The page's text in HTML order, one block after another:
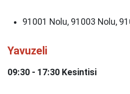
91001 Nolu, 91003 Nolu,
Yavuzeli
09:30 - 17:30 Kesintisi